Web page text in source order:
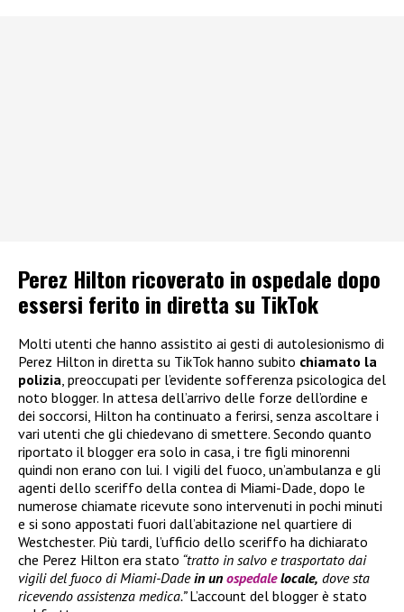
Perez Hilton ricoverato in ospedale dopo
essersi ferito in diretta su TikTok
Molti utenti che hanno assistito ai gesti di autolesionismo di
Perez Hilton in diretta su TikTok hanno subito chiamato la
polizia , preoccupati per l’evidente sofferenza psicologica del
noto blogger. In attesa dell’arrivo delle forze dell’ordine e
dei soccorsi, Hilton ha continuato a ferirsi, senza ascoltare i
vari utenti che gli chiedevano di smettere. Secondo quanto
riportato il blogger era solo in casa, i tre figli minorenni
quindi non erano con lui. I vigili del fuoco, un’ambulanza e gli
agenti dello sceriffo della contea di Miami-Dade, dopo le
numerose chiamate ricevute sono intervenuti in pochi minuti
e si sono appostati fuori dall’abitazione nel quartiere di
Westchester. Più tardi, l’ufficio dello sceriffo ha dichiarato
che Perez Hilton era stato “tratto in salvo e trasportato dai
vigili del fuoco di Miami-Dadein un ospedalelocale, dove sta
ricevendo assistenza medica.”L’account del blogger è stato